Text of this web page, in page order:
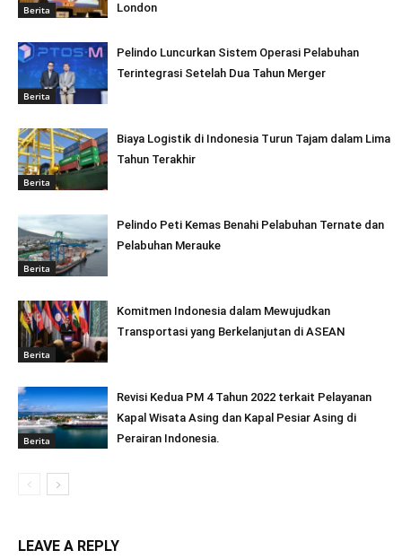
Berita
London
Berita
Pelindo Luncurkan Sistem Operasi Pelabuhan
Terintegrasi Setelah Dua Tahun Merger
Berita
Biaya Logistik di Indonesia Turun Tajam dalam Lima
Tahun Terakhir
Berita
Pelindo Peti Kemas Benahi Pelabuhan Ternate dan
Pelabuhan Merauke
Berita
Komitmen Indonesia dalam Mewujudkan
Transportasi yang Berkelanjutan di ASEAN
Berita
Revisi Kedua PM 4 Tahun 2022 terkait Pelayanan
Kapal Wisata Asing dan Kapal Pesiar Asing di
Perairan Indonesia.
LEAVE A REPLY